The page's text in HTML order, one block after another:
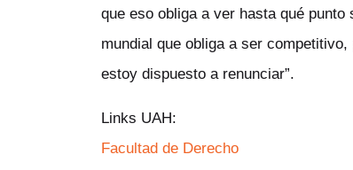
que eso obliga a ver hasta qué
mundial que obliga a ser
estoy dispuesto a renunciar”.
Links UAH:
Facultad de Derecho